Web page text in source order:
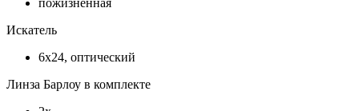
пожизненная
Искатель
6x24, оптический
Линза Барлоу в комплекте